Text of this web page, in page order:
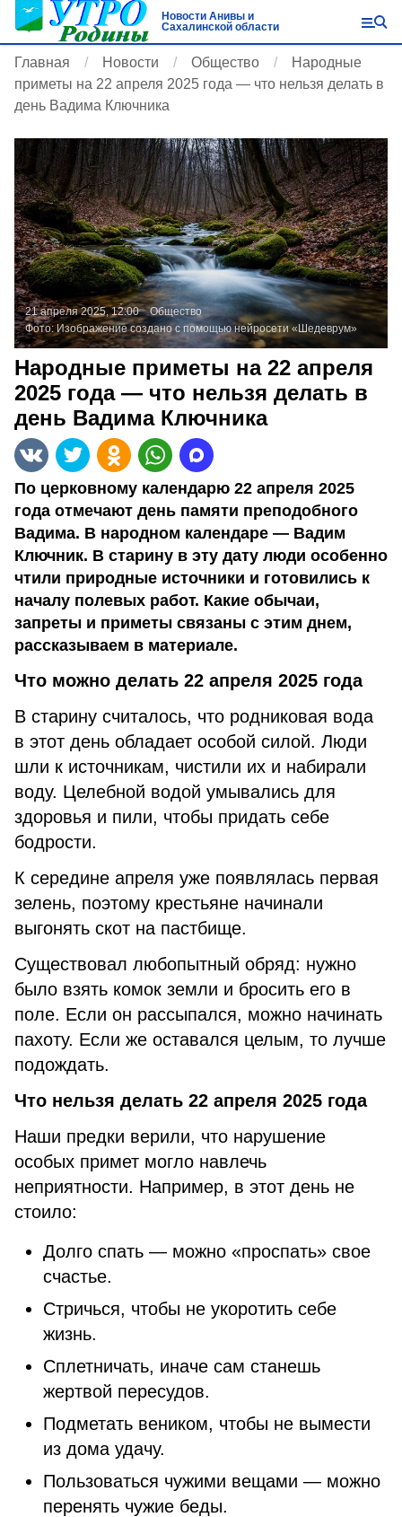
Новости Анивы и
Сахалинской области
Главная Новости Общество
Народные
приметы на 22 апреля 2025 года — что нельзя делать в
день Вадима Ключника
21 апреля 2025, 12:00
Общество
Фото:Изображение создано с помощью нейросети «Шедеврум»
Народные приметы на 22 апреля
2025 года — что нельзя делать в
день Вадима Ключника
По церковному календарю 22 апреля 2025
года отмечают день памяти преподобного
Вадима. В народном календаре — Вадим
Ключник. В старину в эту дату люди особенно
чтили природные источники и готовились к
началу полевых работ. Какие обычаи,
запреты и приметы связаны с этим днем,
рассказываем в материале.
Что можно делать 22 апреля 2025 года
В старину считалось, что родниковая вода
в этот день обладает особой силой. Люди
шли к источникам, чистили их и набирали
воду. Целебной водой умывались для
здоровья и пили, чтобы придать себе
бодрости.
К середине апреля уже появлялась первая
зелень, поэтому крестьяне начинали
выгонять скот на пастбище.
Существовал любопытный обряд: нужно
было взять комок земли и бросить его в
поле. Если он рассыпался, можно начинать
пахоту. Если же оставался целым, то лучше
подождать.
Что нельзя делать 22 апреля 2025 года
Наши предки верили, что нарушение
особых примет могло навлечь
неприятности. Например, в этот день не
стоило:
Долго спать — можно «проспать» свое
счастье.
Стричься, чтобы не укоротить себе
жизнь.
Сплетничать, иначе сам станешь
жертвой пересудов.
Подметать веником, чтобы не вымести
из дома удачу.
Пользоваться чужими вещами — можно
перенять чужие беды.